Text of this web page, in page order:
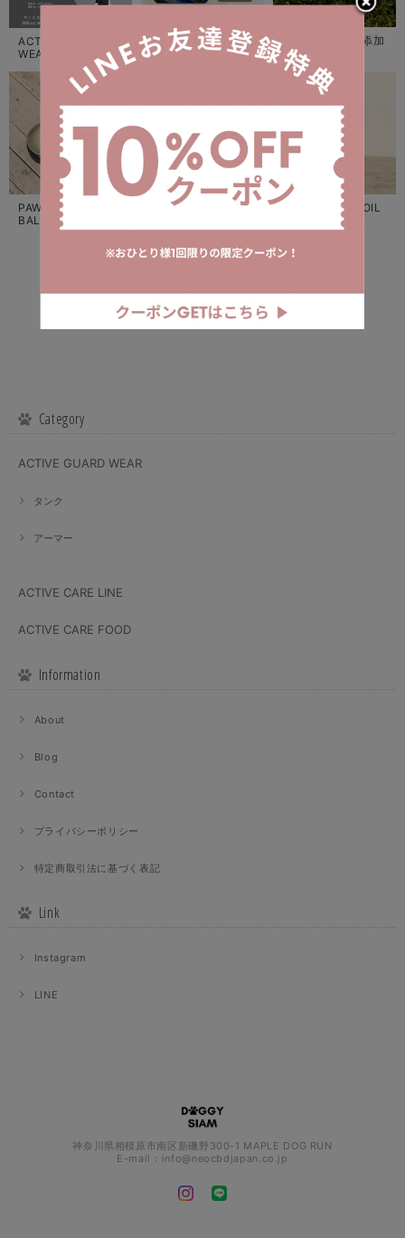
ACTIVE GUARD
WEARとは？
ACTIVE GUARD生
地のご紹介
愛犬用タイ産無添加
ドライマンゴー
PAW ARMOR
BALMとは？
ACTIVE GUARDお
ACTIVE CARE OIL
DOGGY SIAM は、現在準備中です。
Category
ACTIVE GUARD WEAR
タンク
アーマー
ACTIVE CARE LINE
ACTIVE CARE FOOD
Information
About
Blog
Contact
プライバシーポリシー
特定商取引法に基づく表記
Link
Instagram
LINE
神奈川県相模原市南区新磯野300-1 MAPLE DOG RUN
E-mail： info@neocbdjapan.co.jp